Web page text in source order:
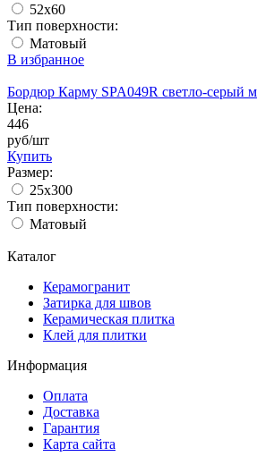
52x60
Тип поверхности:
Матовый
В избранное
Бордюр Карму SPA049R светло-серый
Цена:
446
руб/шт
Купить
Размер:
25x300
Тип поверхности:
Матовый
Каталог
Керамогранит
Затирка для швов
Керамическая плитка
Клей для плитки
Информация
Оплата
Доставка
Гарантия
Карта сайта